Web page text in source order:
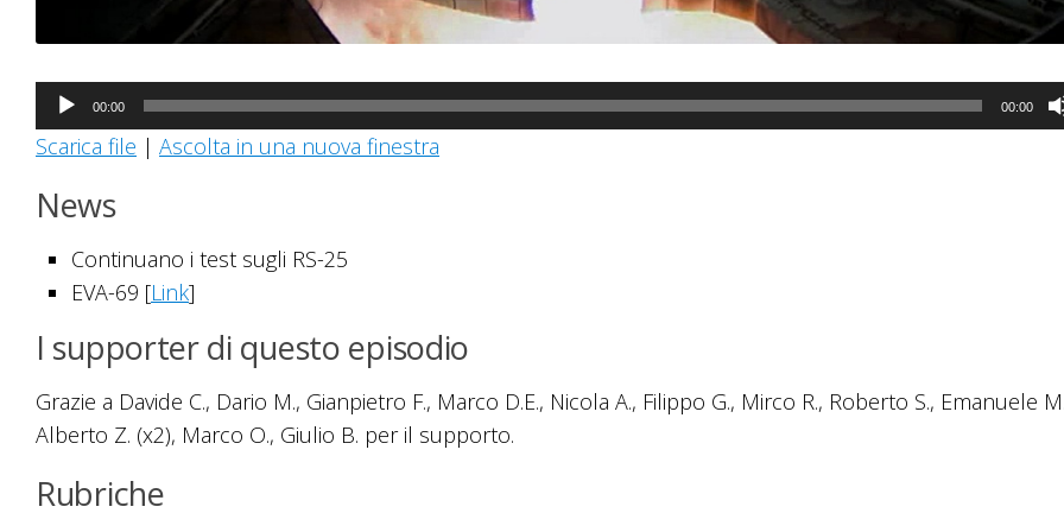
Audio
Player
00:00 00:00
Scarica file | Ascolta in una nuova finestra
News
Continuano i test sugli RS-25
EVA-69 [Link]
I supporter di questo episodio
Grazie a Davide C., Dario M., Gianpietro F., Marco D.E., Nicola A., Filippo G., Mirco R., Roberto S., Emanuele
Alberto Z. (x2), Marco O., Giulio B. per il supporto.
Rubriche